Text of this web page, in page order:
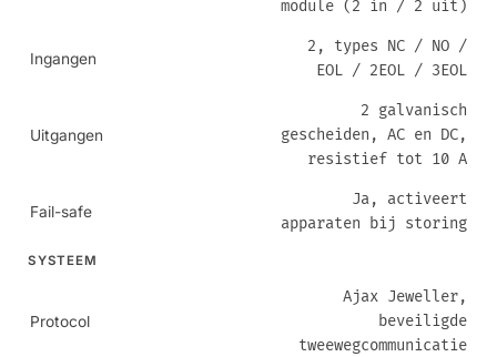
module (2 in / 2 uit)
Ingangen
2, types NC / NO /
EOL / 2EOL / 3EOL
Uitgangen
2 galvanisch
gescheiden, AC en DC,
resistief tot 10 A
Fail-safe
Ja, activeert
apparaten bij storing
SYSTEEM
Protocol
Ajax Jeweller,
beveiligde
tweewegcommunicatie